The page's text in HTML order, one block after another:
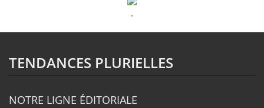
.
TENDANCES PLURIELLES
NOTRE LIGNE ÉDITORIALE